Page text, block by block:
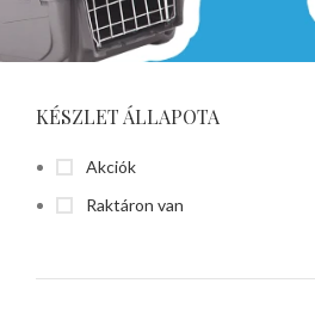
KÉSZLET ÁLLAPOTA
Akciók
Raktáron van